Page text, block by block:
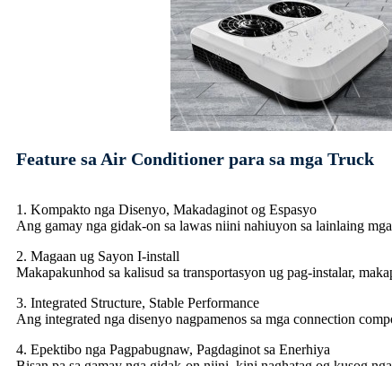
Feature sa Air Conditioner para sa mga Truck
1. Kompakto nga Disenyo, Makadaginot og Espasyo
Ang gamay nga gidak-on sa lawas niini nahiuyon sa lainlaing
2. Magaan ug Sayon I-install
Makapakunhod sa kalisud sa transportasyon ug pag-instalar,
3. Integrated Structure, Stable Performance
Ang integrated nga disenyo nagpamenos sa mga connection
4. Epektibo nga Pagpabugnaw, Pagdaginot sa Enerhiya